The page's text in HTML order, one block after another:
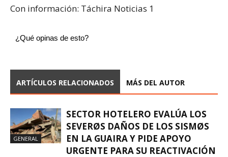
Con información: Táchira Noticias 1
¿Qué opinas de esto?
ARTÍCULOS RELACIONADOS MÁS DEL AUTOR
GENERAL
SECTOR HOTELERO EVALÚA LOS
SEVERØS DAÑOS DE LOS SISMØS
EN LA GUAIRA Y PIDE APOYO
URGENTE PARA SU REACTIVACIÓN